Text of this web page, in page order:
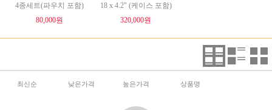
4종세트(파우치 포함)
80,000원
18 x 4.2" (케이스 포함)
320,000원
최신순 낮은가격 높은가격 상품명